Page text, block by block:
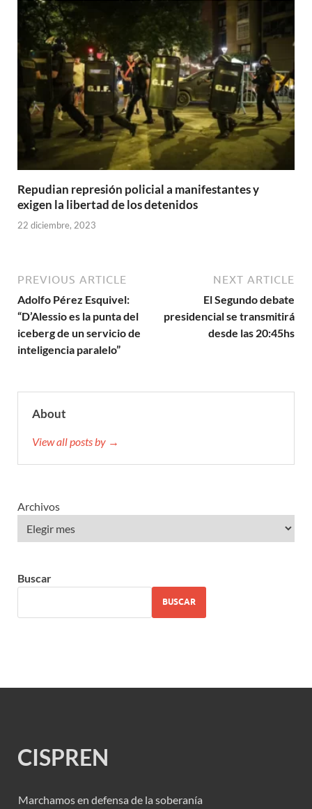
Repudian represión policial a manifestantes y
exigen la libertad de los detenidos
22 diciembre, 2023
PREVIOUS ARTICLE
Adolfo Pérez Esquivel:
“D’Alessio es la punta del
iceberg de un servicio de
inteligencia paralelo”
NEXT ARTICLE
El Segundo debate
presidencial se transmitirá
desde las 20:45hs
About
View all posts by →
Archivos
Buscar
BUSCAR
CISPREN
Marchamos en defensa de la soberanía